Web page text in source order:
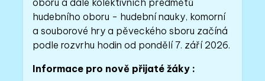
oboru a dále kolektivních předmětů
hudebního oboru - hudební nauky, komorní
a souborové hry a pěveckého sboru začíná
podle rozvrhu hodin od pondělí 7. září 2026.
Informace pro nově přijaté žáky :